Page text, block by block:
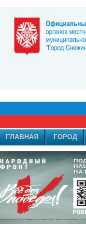
ГЛАВНАЯ ГОРОД